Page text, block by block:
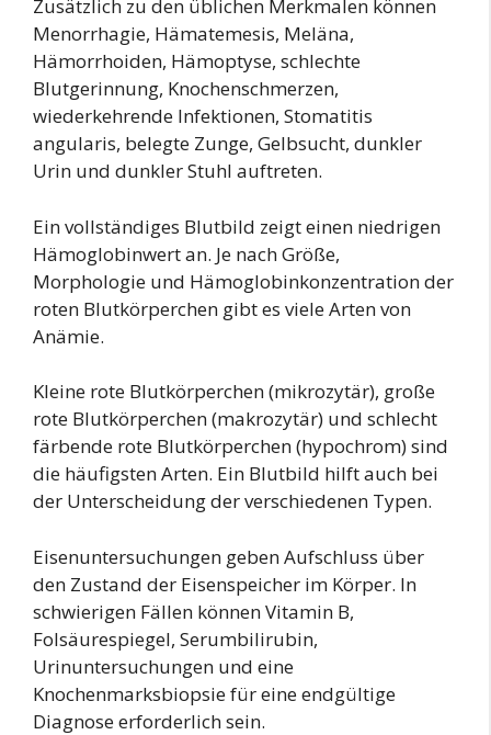
Zusätzlich zu den üblichen Merkmalen können
Menorrhagie, Hämatemesis, Meläna,
Hämorrhoiden, Hämoptyse, schlechte
Blutgerinnung, Knochenschmerzen,
wiederkehrende Infektionen, Stomatitis
angularis, belegte Zunge, Gelbsucht, dunkler
Urin und dunkler Stuhl auftreten.
Ein vollständiges Blutbild zeigt einen niedrigen
Hämoglobinwert an. Je nach Größe,
Morphologie und Hämoglobinkonzentration der
roten Blutkörperchen gibt es viele Arten von
Anämie.
Kleine rote Blutkörperchen (mikrozytär), große
rote Blutkörperchen (makrozytär) und schlecht
färbende rote Blutkörperchen (hypochrom) sind
die häufigsten Arten. Ein Blutbild hilft auch bei
der Unterscheidung der verschiedenen Typen.
Eisenuntersuchungen geben Aufschluss über
den Zustand der Eisenspeicher im Körper. In
schwierigen Fällen können Vitamin B,
Folsäurespiegel, Serumbilirubin,
Urinuntersuchungen und eine
Knochenmarksbiopsie für eine endgültige
Diagnose erforderlich sein.